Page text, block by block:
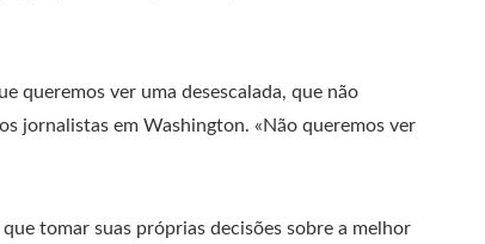
queremos ver uma desescalada, que não
jornalistas em Washington. «Não queremos ver
tomar suas próprias decisões sobre a melhor